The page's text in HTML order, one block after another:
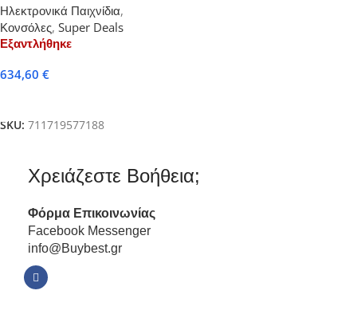
Ηλεκτρονικά Παιχνίδια,
Κονσόλες, Super Deals
Εξαντλήθηκε
634,60 €
SKU: 711719577188
Χρειάζεστε Βοήθεια;
Φόρμα Επικοινωνίας
Facebook Messenger
info@Buybest.gr